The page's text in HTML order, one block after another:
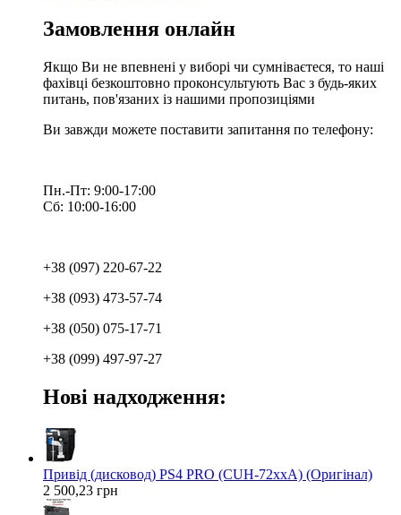
Замовлення онлайн
Якщо Ви не впевнені у виборі чи сумніваєтеся, то наші
фахівці безкоштовно проконсультують Вас з будь-яких
питань, пов'язаних із нашими пропозиціями
Ви завжди можете поставити запитання по телефону:
Пн.-Пт: 9:00-17:00
Сб: 10:00-16:00
+38 (097) 220-67-22
+38 (093) 473-57-74
+38 (050) 075-17-71
+38 (099) 497-97-27
Нові надходження:
Привід (дисковод) PS4 PRO (CUH-72xxA) (Оригінал)
2 500,23 грн